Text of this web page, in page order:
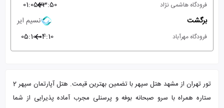
فرودگاه هاشمی نژاد 23:50
01:05
برگشت
نسیم ایر
فرودگاه مهرآباد 04:10
05:10
تور تهران از مشهد هتل سپهر با تضمین بهترین قیمت. هتل آپارتمان سپهر 2
ستاره همراه با سرو صبحانه بوفه و پرسنلی مجرب آماده پذیرایی از شما